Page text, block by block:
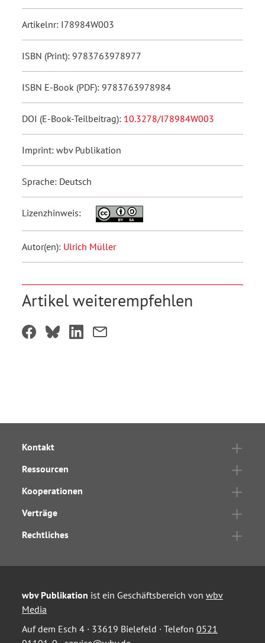
Artikelnr: I78984W003
ISBN (Print): 9783763978977
ISBN E-Book (PDF): 9783763978984
DOI (E-Book-Teilbeitrag): 10.3278/I78984W003
Imprint: wbv Publikation
Sprache: Deutsch
Lizenzhinweis:
Autor(en): Ulrich Müller
Artikel weiterempfehlen
Kontakt
Ressourcen
Kooperationen
Verträge
Rechtliches
wbv Publikation ist ein Geschäftsbereich von wbv
Media
Auf dem Esch 4 · 33619 Bielefeld · Telefon 0521